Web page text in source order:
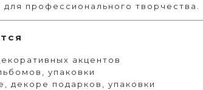
профессионального творчества.
акцентов
упаковки
декоре подарков, упаковки